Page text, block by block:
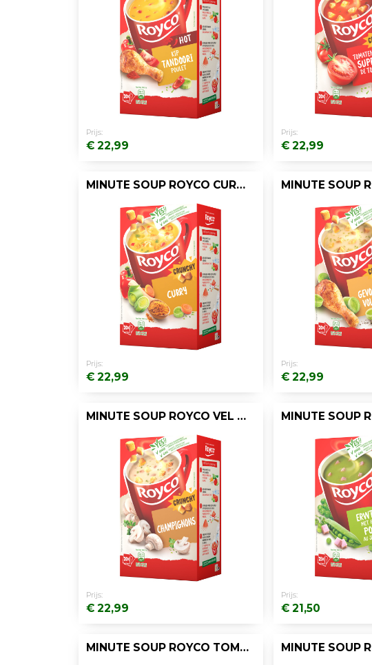
Prijs:
€ 22,99
Prijs:
€ 22,99
MINUTE SOUP ROYCO CURRY+CROÛTON 200ML/20
Prijs:
€ 22,99
Prijs:
€ 22,99
MINUTE SOUP ROYCO VEL CHAMPION 200ML/20
Prijs:
€ 22,99
Prijs:
€ 21,50
MINUTE SOUP ROYCO TOMAATGROENTE 200ML/25